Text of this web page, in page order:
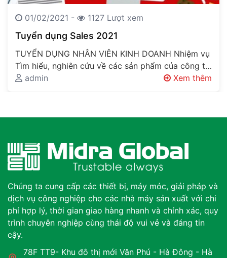
01/02/2021 - 1127 Lượt xem
Tuyển dụng Sales 2021
TUYỂN DỤNG NHÂN VIÊN KINH DOANH Nhiệm vụ
Tìm hiểu, nghiên cứu về các sản phẩm của công ty
để…admin Xem thêm
Chúng ta cung cấp các thiết bị, máy móc, giải pháp và
dịch vụ công nghiệp cho các nhà máy sản xuất với chi
phí hợp lý, thời gian giao hàng nhanh và chính xác, quy
trình chuyên nghiệp cùng thái độ vui vẻ và đáng tin
cậy.
78F TT9- Khu đô thị mới Văn Phú - Hà Đông - Hà